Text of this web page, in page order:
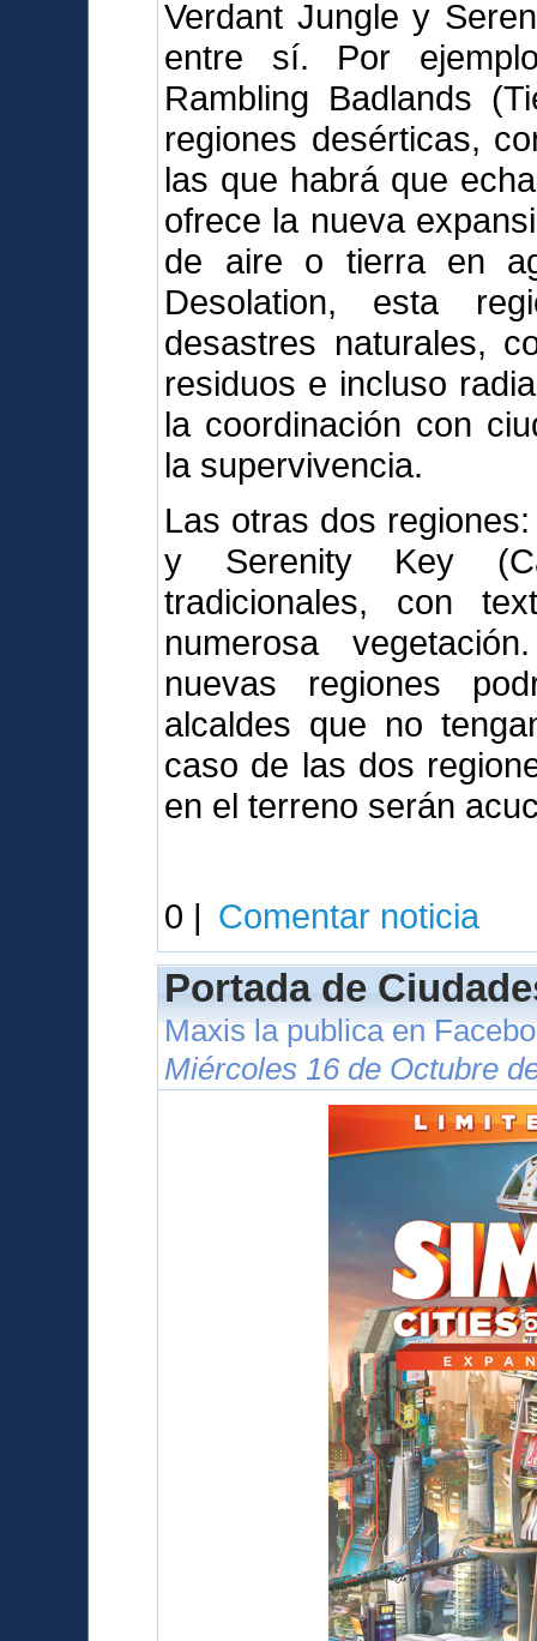
Verdant Jungle y
entre sí. Por
Rambling Badlands
regiones desérticas,
las que habrá que
ofrece la nueva
de aire o tierra en
Desolation, esta
desastres naturales,
residuos e incluso
la coordinación con
la supervivencia.
Las otras dos
y Serenity Key
tradicionales, con
numerosa
nuevas regiones
alcaldes que no
caso de las dos
en el terreno serán
0 | Comentar noticia
Portada de
Maxis la publica en
Miércoles 16 de Octubre